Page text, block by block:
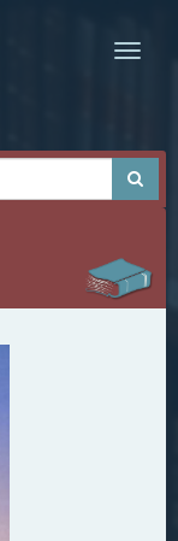
Toggle